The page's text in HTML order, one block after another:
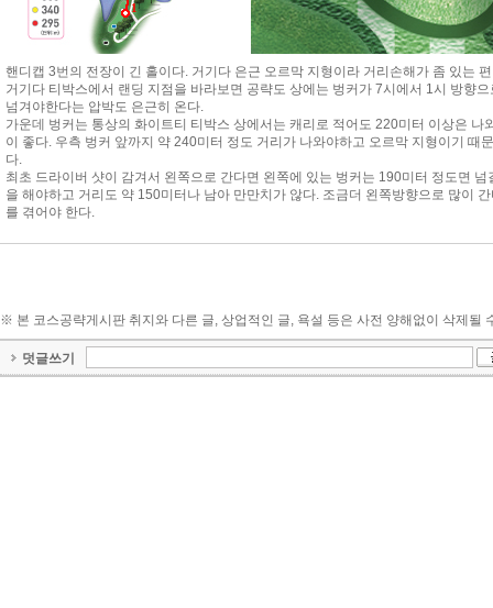
1
핸디캡 3번의 전장이 긴 홀이다. 거기다 은근 오르막 지형이라 거리손해가 좀 있는
거기다 티박스에서 랜딩 지점을 바라보면 공략도 상에는 벙커가 7시에서 1시 방향
넘겨야한다는 압박도 은근히 온다.
가운데 벙커는 통상의 화이트티 티박스 상에서는 캐리로 적어도 220미터 이상은
이 좋다. 우측 벙커 앞까지 약 240미터 정도 거리가 나와야하고 오르막 지형이기
다.
최초 드라이버 샷이 감겨서 왼쪽으로 간다면 왼쪽에 있는 벙커는 190미터 정도면
을 해야하고 거리도 약 150미터나 남아 만만치가 않다. 조금더 왼쪽방향으로 많이
를 겪어야 한다.
※ 본 코스공략게시판 취지와 다른 글, 상업적인 글, 욕설 등은 사전 양해없이 삭제될
덧글쓰기